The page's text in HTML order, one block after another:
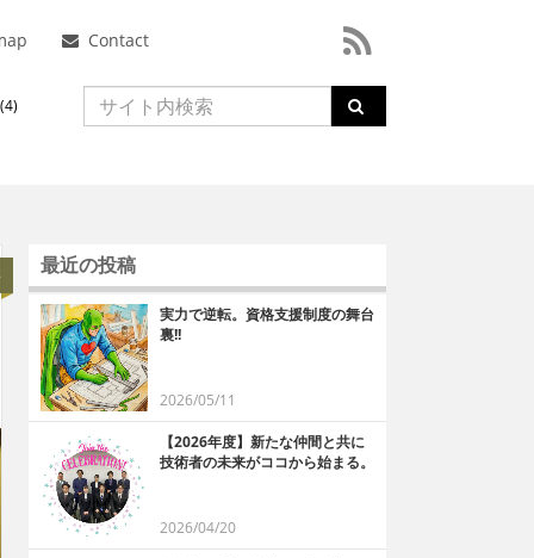
Contact
最近の投稿
実力で逆転。資格支援制度の舞台
裏!!
2026/05/11
【2026年度】新たな仲間と共に
技術者の未来がココから始まる。
2026/04/20